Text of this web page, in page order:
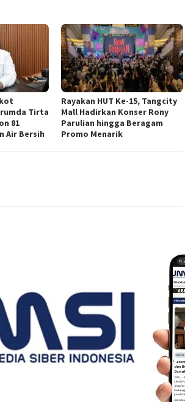
Tirta
81
Air Bersih
Rayakan HUT Ke-15, Tangcity
Mall Hadirkan Konser Rony
Parulian hingga Beragam
Promo Menarik